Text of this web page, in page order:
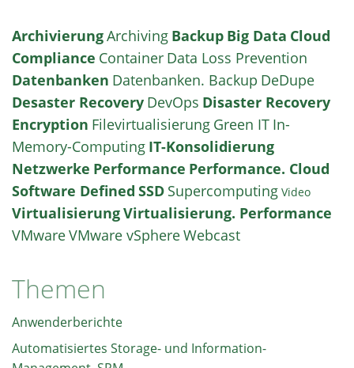
ArchivierungArchiving Backup Big Data Cloud
Compliance Container Data Loss Prevention
Datenbanken Datenbanken. Backup DeDupe
Desaster Recovery DevOps Disaster Recovery
Encryption Filevirtualisierung Green IT In-
Memory-Computing IT-Konsolidierung
Netzwerke Performance Performance. Cloud
Software Defined SSD Supercomputing Video
VirtualisierungVirtualisierung. Performance
VMwareVMware vSphereWebcast
Themen
Anwenderberichte
Automatisiertes Storage- und Information-